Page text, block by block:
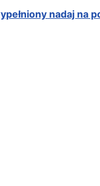
nadaj na